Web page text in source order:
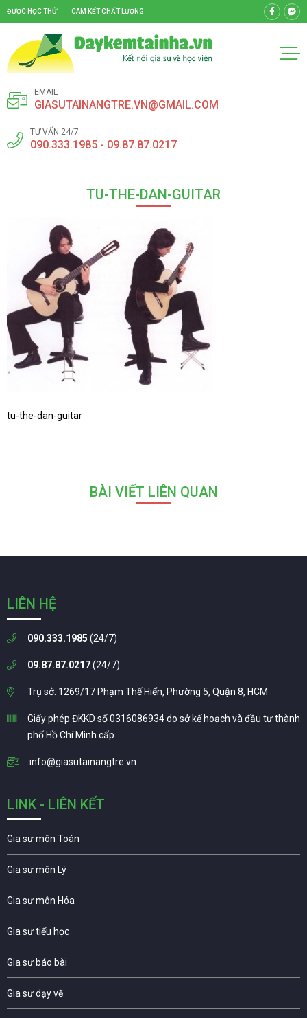
ĐƯỢC HỌC THỬ CAM KẾT CHẤT LƯỢNG
EMAIL
GIASUTAINANGTRE.VN@GMAIL.COM
TƯ VẤN 24/7
090.333.1985 - 09.87.87.0217
TU-THE-DAN-GUITAR
tu-the-dan-guitar
BÀI VIẾT LIÊN QUAN
LIÊN HỆ
090.333.1985 (24/7)
09.87.87.0217(24/7)
Trụ sở: 1269/17 Phạm Thế Hiển, Phường 5, Quận 8, HCM
Giấy phép ĐKKD số 0316086934 do sở kế hoạch và đầu tư thành
phố Hồ Chí Minh cấp
info@giasutainangtre.vn
LINK - LIÊN KẾT
Gia sư môn Toán
Gia sư môn Lý
Gia sư môn Hóa
Gia sư tiểu học
Gia sư báo bài
Gia sư dạy vẽ